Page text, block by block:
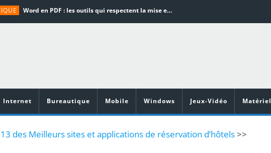
Word en PDF : les outils qui respectent la mise en page
Vidéoprojecteurs Asus : Top 6 des meilleurs modèles de la marque
Internet Bureautique Mobile Windows Jeux-Vidéo Matériel
des Meilleurs sites et applications de réservation d’hôtels>>